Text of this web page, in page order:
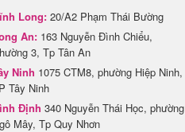
Long: 20/A2 Phạm Thái Bường
An: 163 Nguyễn Đình Chiểu,
3, Tp Tân An
Ninh 1075 CTM8, phường Hiệp Ninh,
Tây Ninh
Định 340 Nguyễn Thái Học, phường
Mây, Tp Quy Nhơn